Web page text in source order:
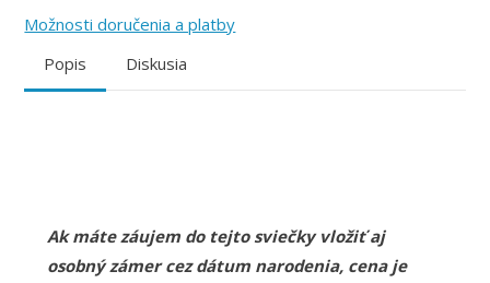
Možnosti doručenia a platby
Popis
Diskusia
Ak máte záujem do tejto sviečky vložiť aj
osobný zámer cez dátum narodenia, cena je